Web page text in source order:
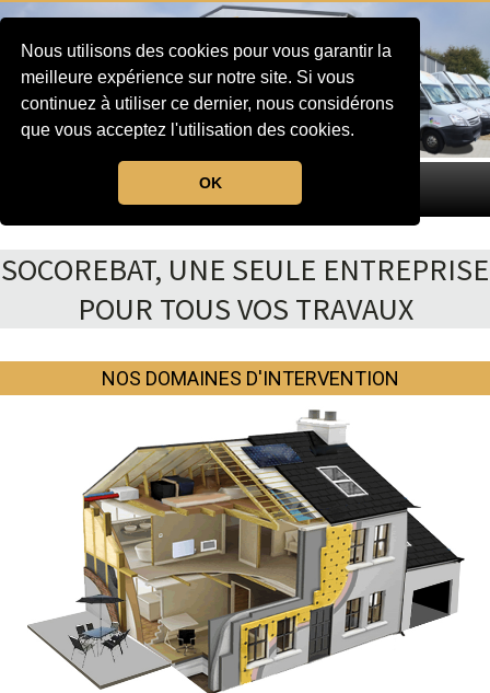
Nous utilisons des cookies pour vous garantir la
meilleure expérience sur notre site. Si vous
continuez à utiliser ce dernier, nous considérons
que vous acceptez l'utilisation des cookies.
OKMENU
SOCOREBAT, UNE SEULE ENTREPRISE
POUR TOUS VOS TRAVAUX
NOS DOMAINES D'INTERVENTION